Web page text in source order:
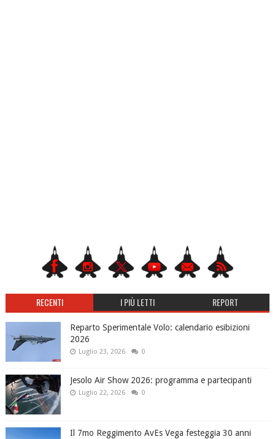
RECENTI I PIÙ LETTI REPORT
Reparto Sperimentale Volo: calendario esibizioni
2026
Luglio 23, 2026 0
Jesolo Air Show 2026: programma e partecipanti
Luglio 22, 2026 0
Il 7mo Reggimento AvEs Vega festeggia 30 anni